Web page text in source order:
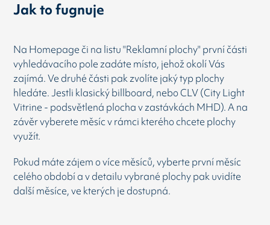
Jak to fugnuje
Na Homepage či na listu "Reklamní plochy" první části
vyhledávacího pole zadáte místo, jehož okolí Vás
zajímá. Ve druhé části pak zvolíte jaký typ plochy
hledáte. Jestli klasický billboard, nebo CLV (City Light
Vitrine - podsvětlená plocha v zastávkách MHD). A na
závěr vyberete měsíc v rámci kterého chcete plochy
využít.
Pokud máte zájem o více měsíců, vyberte první měsíc
celého období a v detailu vybrané plochy pak uvidíte
další měsíce, ve kterých je dostupná.